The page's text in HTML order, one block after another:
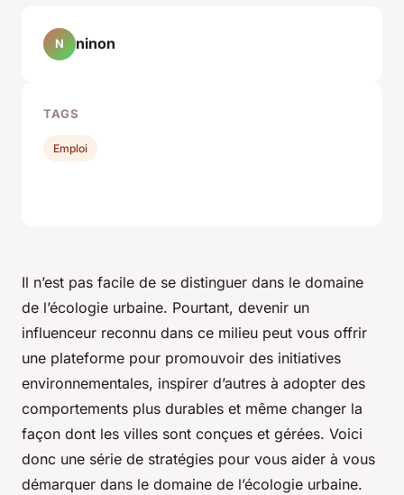
Il n’est pas facile de se distinguer dans le domaine
de l’écologie urbaine. Pourtant, devenir un
influenceur reconnu dans ce milieu peut vous offrir
une plateforme pour promouvoir des initiatives
environnementales, inspirer d’autres à adopter des
comportements plus durables et même changer la
façon dont les villes sont conçues et gérées. Voici
donc une série de stratégies pour vous aider à vous
démarquer dans le domaine de l’écologie urbaine.
N ninon
TAGS
Emploi